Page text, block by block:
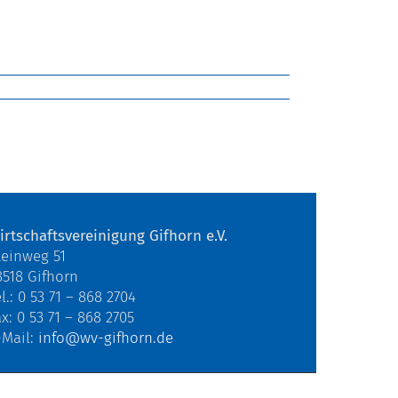
Gifhorn e.V.
51
Gifhorn
0 53 71 – 868 2704
0 53 71 – 868 2705
info@wv-gifhorn.de